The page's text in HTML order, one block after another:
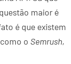
maior é
é que existem
o Semrush,